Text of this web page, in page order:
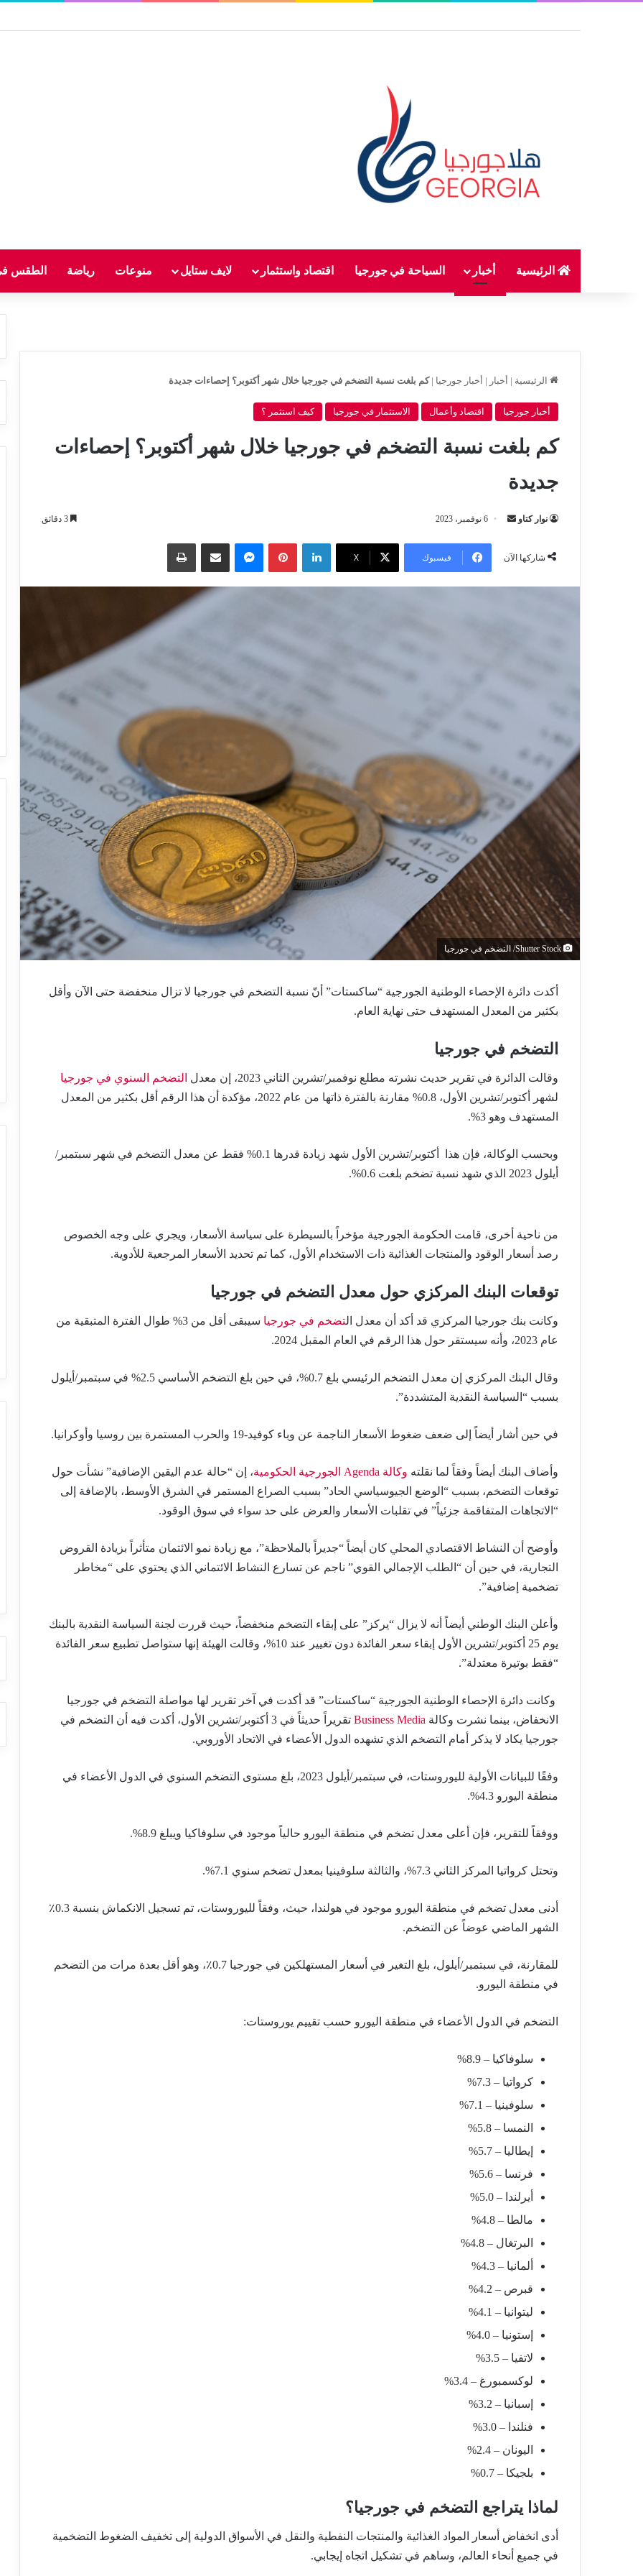
الرئيسية أخبار السياحة في جورجيا اقتصاد واستثمار لايف ستايل منوعات رياضة الطقس
الرئيسية | أخبار | أخبار جورجيا | كم بلغت نسبة التضخم في جورجيا خلال شهر أكتوبر؟ إحصاءات جديدة
أخبار جورجيا اقتصاد وأعمال الاستثمار في جورجيا كيف استثمر ؟
كم بلغت نسبة التضخم في جورجيا خلال شهر أكتوبر؟ إحصاءات
جديدة
نوار كتاو
أرسل
إلكترونيا
6 نوفمبر، 2023
شاركها الآن فيسبوك ‫X
لينكدإن بينتيريستماسنجر مشاركة عبر البريد طباعة
أكدت دائرة الإحصاء الوطنية الجورجية “ساكستات” أنّ نسبة التضخم في جورجيا لا تزال منخفضة حتى الآن وأقل
بكثير من المعدل المستهدف حتى نهاية العام.
التضخم في جورجيا
وقالت الدائرة في تقرير حديث نشرته مطلع نوفمبر/تشرين الثاني 2023، إن معدل
التضخم السنوي في جورجيا
لشهر أكتوبر/تشرين الأول، 0.8% مقارنة بالفترة ذاتها من عام 2022، مؤكدة أن هذا الرقم أقل بكثير من المعدل
المستهدف وهو 3%.
وبحسب الوكالة، فإن هذا أكتوبر/تشرين الأول شهد زيادة قدرها 0.1% فقط عن معدل التضخم في شهر سبتمبر/
أيلول 2023 الذي شهد نسبة تضخم بلغت 0.6%.
من ناحية أخرى، قامت الحكومة الجورجية مؤخراً بالسيطرة على سياسة الأسعار، ويجري على وجه الخصوص
رصد أسعار الوقود والمنتجات الغذائية ذات الاستخدام الأول، كما تم تحديد الأسعار المرجعية للأدوية.
توقعات البنك المركزي حول معدل التضخم في جورجيا
وكانت بنك جورجيا المركزي قد أكد أن معدل التضخم في جورجيا
سيبقى أقل من 3% طوال الفترة المتبقية من
عام 2023، وأنه سيستقر حول هذا الرقم في العام المقبل 2024.
وقال البنك المركزي إن معدل التضخم الرئيسي بلغ 0.7%، في حين بلغ التضخم الأساسي 2.5% في سبتمبر/أيلول
بسبب “السياسة النقدية المتشددة”.
في حين أشار أيضاً إلى ضعف ضغوط الأسعار الناجمة عن وباء كوفيد-19 والحرب المستمرة بين روسيا وأوكرانيا.
وأضاف البنك أيضاً وفقاً لما نقلته وكالة Agenda الجورجية الحكومية
، إن “حالة عدم اليقين الإضافية” نشأت حول
توقعات التضخم، بسبب “الوضع الجيوسياسي الحاد” بسبب الصراع المستمر في الشرق الأوسط، بالإضافة إلى
“الاتجاهات المتفاقمة جزئياً” في تقلبات الأسعار والعرض على حد سواء في سوق الوقود.
وأوضح أن النشاط الاقتصادي المحلي كان أيضاً “جديراً بالملاحظة”، مع زيادة نمو الائتمان متأثراً بزيادة القروض
التجارية، في حين أن “الطلب الإجمالي القوي” ناجم عن تسارع النشاط الائتماني الذي يحتوي على “مخاطر
تضخمية إضافية”.
وأعلن البنك الوطني أيضاً أنه لا يزال “يركز” على إبقاء التضخم منخفضاً، حيث قررت لجنة السياسة النقدية بالبنك
يوم 25 أكتوبر/تشرين الأول إبقاء سعر الفائدة دون تغيير عند 10%، وقالت الهيئة إنها ستواصل تطبيع سعر الفائدة
“فقط بوتيرة معتدلة”.
وكانت دائرة الإحصاء الوطنية الجورجية “ساكستات” قد أكدت في آخر تقرير لها مواصلة التضخم في جورجيا
الانخفاض، بينما نشرت وكالة Business Media
تقريراً حديثاً في 3 أكتوبر/تشرين الأول، أكدت فيه أن التضخم في
جورجيا يكاد لا يذكر أمام التضخم الذي تشهده الدول الأعضاء في الاتحاد الأوروبي.
وفقًا للبيانات الأولية لليوروستات، في سبتمبر/أيلول 2023، بلغ مستوى التضخم السنوي في الدول الأعضاء في
منطقة اليورو 4.3%.
ووفقاً للتقرير، فإن أعلى معدل تضخم في منطقة اليورو حالياً موجود في سلوفاكيا ويبلغ 8.9%.
وتحتل كرواتيا المركز الثاني 7.3%، والثالثة سلوفينيا بمعدل تضخم سنوي 7.1%.
أدنى معدل تضخم في منطقة اليورو موجود في هولندا، حيث، وفقاً لليوروستات، تم تسجيل الانكماش بنسبة 0.3٪
الشهر الماضي عوضاً عن التضخم.
للمقارنة، في سبتمبر/أيلول، بلغ التغير في أسعار المستهلكين في جورجيا 0.7٪، وهو أقل بعدة مرات من التضخم
في منطقة اليورو.
التضخم في الدول الأعضاء في منطقة اليورو حسب تقييم يوروستات:
سلوفاكيا – 8.9%
كرواتيا – 7.3%
سلوفينيا – 7.1%
النمسا – 5.8%
إيطاليا – 5.7%
فرنسا – 5.6%
أيرلندا – 5.0%
مالطا – 4.8%
البرتغال – 4.8%
ألمانيا – 4.3%
قبرص – 4.2%
ليتوانيا – 4.1%
إستونيا – 4.0%
لاتفيا – 3.5%
لوكسمبورغ – 3.4%
إسبانيا – 3.2%
فنلندا – 3.0%
اليونان – 2.4%
بلجيكا – 0.7%
لماذا يتراجع التضخم في جورجيا؟
أدى انخفاض أسعار المواد الغذائية والمنتجات النفطية والنقل في الأسواق الدولية إلى تخفيف الضغوط التضخمية
في جميع أنحاء العالم، وساهم في تشكيل اتجاه إيجابي.